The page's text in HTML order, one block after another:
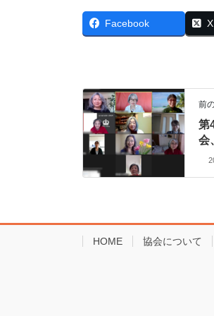
Facebook X
前
第
会
HOME 協会について